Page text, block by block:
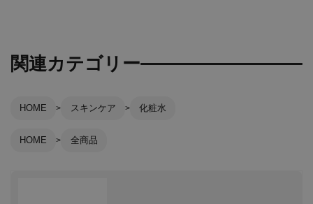
関連カテゴリー
HOME スキンケア 化粧水
HOME 全商品